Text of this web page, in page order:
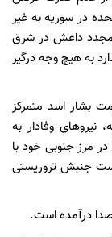
در سوریه به غیر
مجدد داعش در شرق
به هیچ وجه درگیر
بشار اسد متمرکز
نیروهای وفادار به
مرز جنوبی خود با
جنبش تروریستی
درآمده است.